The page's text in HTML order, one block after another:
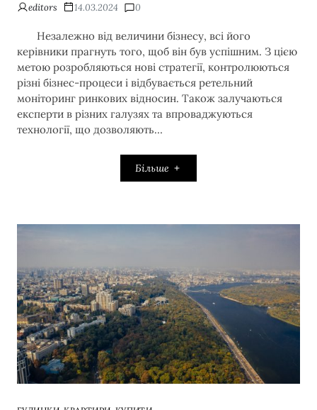
editors 14.03.2024 0
Незалежно від величини бізнесу, всі його
керівники прагнуть того, щоб він був успішним. З цією
метою розробляються нові стратегії, контролюються
різні бізнес-процеси і відбувається ретельний
моніторинг ринкових відносин. Також залучаються
експерти в різних галузях та впроваджуються
технології, що дозволяють…
Більше